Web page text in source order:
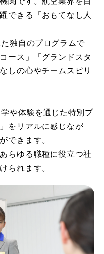
できる「おもてなし人
独自のプログラムで
ース」「グランドスタ
しの心やチームスピリ
や体験を通じた特別プ
をリアルに感じなが
できます。
らゆる職種に役立つ社
られます。